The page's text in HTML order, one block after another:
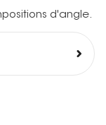
d'angle.